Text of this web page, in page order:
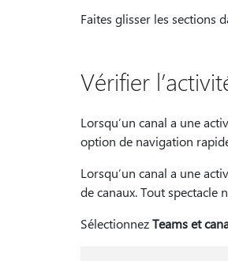
Faites glisser les sections
Vérifier
Lorsqu’un canal a une
option de navigation
Lorsqu’un canal a une
de canaux. Tout spectacle
SélectionnezTeams et